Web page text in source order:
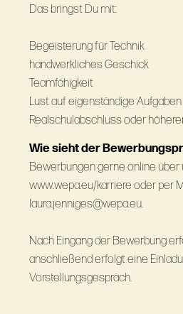
Das bringst Du mit:
Begeisterung für Technik
handwerkliches Geschick
Teamfähigkeit
Lust auf eigenständige Aufgaben
Realschulabschluss oder
Wie sieht der
Bewerbungen gerne online über
www.wepa.eu/karriere oder per
laura.jenniges@wepa.eu.
Nach Eingang der Bewerbung
anschließend erfolgt eine
Vorstellungsgespräch.